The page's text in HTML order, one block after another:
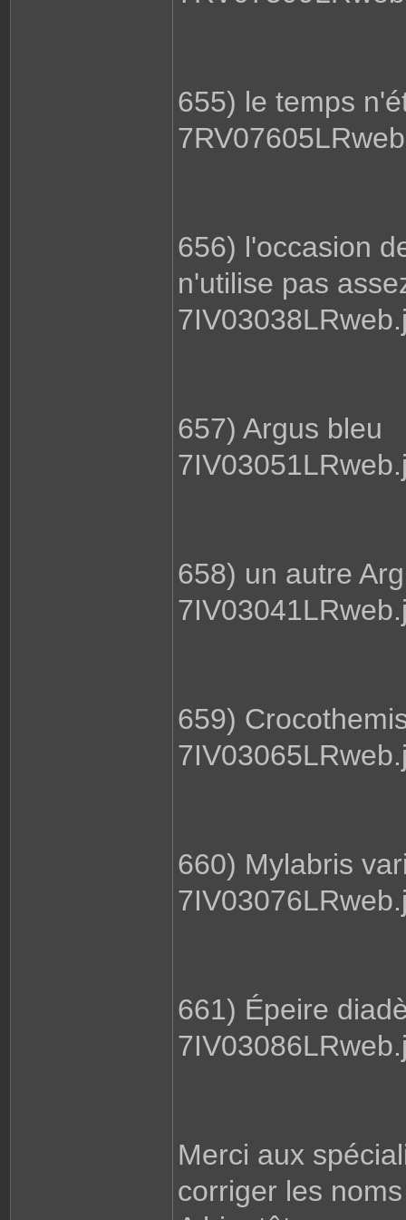
655) le temps
656) l'occasion
n'utilise pas
657) Argus bleu
658) un autre
659)
660) Mylabris
661) Épeire
Merci aux
corriger les